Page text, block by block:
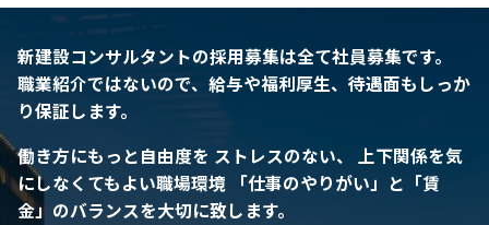
新建設コンサルタントの採用募集は全て社員募集です。
職業紹介ではないので、給与や福利厚生、待遇面もしっか
り保証します。
働き方にもっと自由度を ストレスのない、 上下関係を気
にしなくてもよい職場環境 「仕事のやりがい」と「賃
金」のバランスを大切に致します。